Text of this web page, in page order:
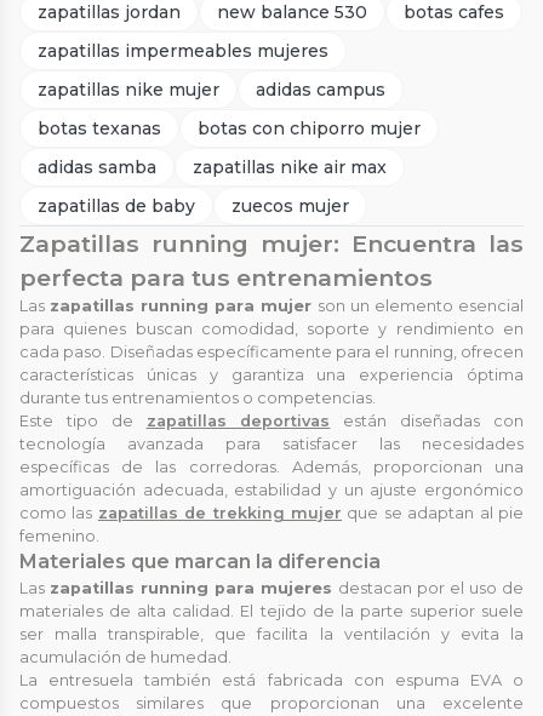
zapatillas jordan
new balance 530
botas cafes
zapatillas impermeables mujeres
zapatillas nike mujer
adidas campus
botas texanas
botas con chiporro mujer
adidas samba
zapatillas nike air max
zapatillas de baby
zuecos mujer
Zapatillas running mujer: Encuentra las
perfecta para tus entrenamientos
Las zapatillas running para mujer son un elemento esencial
para quienes buscan comodidad, soporte y rendimiento en
cada paso. Diseñadas específicamente para el running, ofrecen
características únicas y garantiza una experiencia óptima
durante tus entrenamientos o competencias.
Este tipo de zapatillas deportivas están diseñadas con
tecnología avanzada para satisfacer las necesidades
específicas de las corredoras. Además, proporcionan una
amortiguación adecuada, estabilidad y un ajuste ergonómico
como las zapatillas de trekking mujer que se adaptan al pie
femenino.
Materiales que marcan la diferencia
Las zapatillas running para mujeres destacan por el uso de
materiales de alta calidad. El tejido de la parte superior suele
ser malla transpirable, que facilita la ventilación y evita la
acumulación de humedad.
La entresuela también está fabricada con espuma EVA o
compuestos similares que proporcionan una excelente